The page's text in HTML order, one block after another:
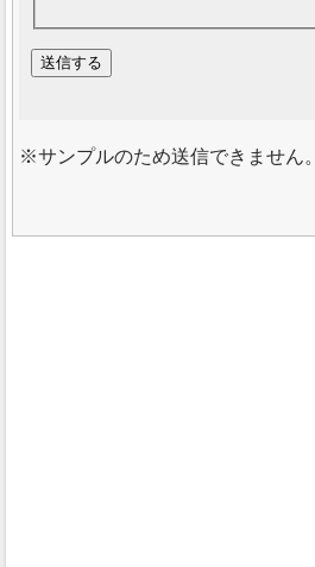
サンプルのため送信できません。